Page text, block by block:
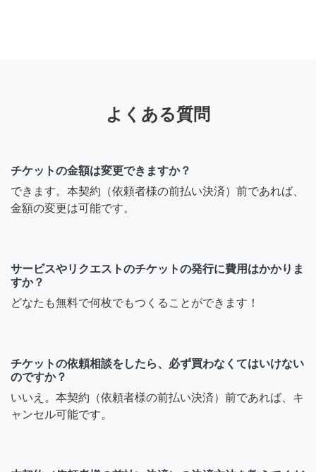
よくある質問
チケットの金額は変更できますか？
できます。本契約（依頼者様の前払い決済）前であれば、
金額の変更は可能です。
サービスやリクエストのチケットの発行に費用はかかりま
すか？
どなたも無料で何枚でもつくることができます！
チケットの依頼相談をしたら、必ず買わなくてはいけない
のですか？
いいえ。本契約（依頼者様の前払い決済）前であれば、キ
ャンセル可能です。